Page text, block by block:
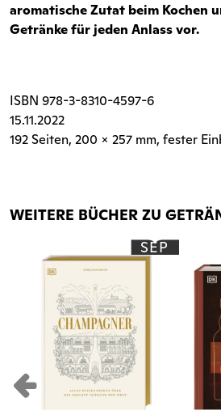
aromatische Zutat beim Kochen
Getränke für jeden Anlass vor.
ISBN 978-3-8310-4597-6
15.11.2022
192 Seiten, 200 x 257 mm, fester
WEITERE BÜCHER ZU
SEP